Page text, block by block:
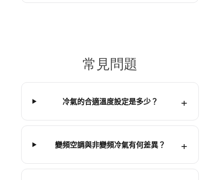
常見問題
冷氣的合適溫度設定是多少？
變頻空調與非變頻冷氣有何差異？